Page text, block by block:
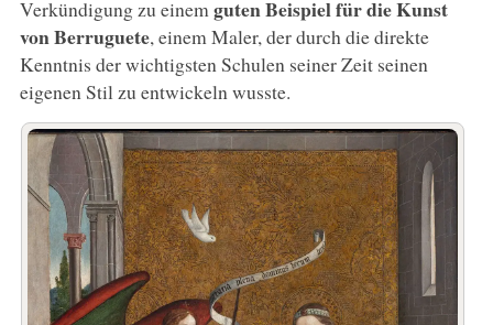
Verkündigung zu einem guten Beispiel für die Kunst
von Berruguete, einem Maler, der durch die direkte
Kenntnis der wichtigsten Schulen seiner Zeit seinen
eigenen Stil zu entwickeln wusste.